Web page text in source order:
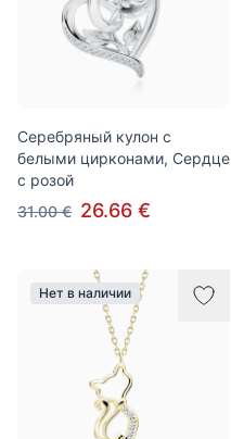
Серебряный кулон с
белыми цирконами, Сердце
с розой
31.00 € 26.66 €
Нет в наличии